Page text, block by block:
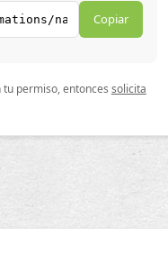
Copiar
permiso, entonces solicita